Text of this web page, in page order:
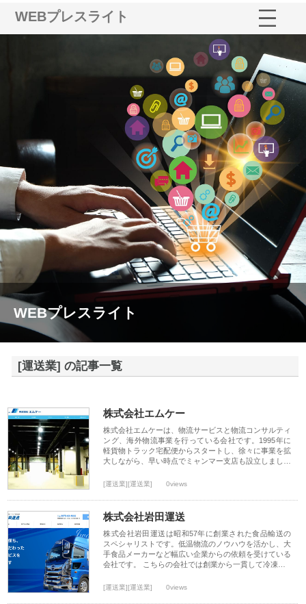
WEBプレスライト
WEBプレスライト
[運送業] の記事一覧
株式会社エムケー
株式会社エムケーは、物流サービスと物流コンサルティ
ング、海外物流事業を行っている会社です。1995年に
軽貨物トラック宅配便からスタートし、徐々に事業を拡
大しながら、早い時点でミャンマー支店も設立しまし…
[運送業][運送業] 0views
株式会社岩田運送
株式会社岩田運送は昭和57年に創業された食品輸送の
スペシャリストです。低温物流のノウハウを活かし、大
手食品メーカーなど幅広い企業からの依頼を受けている
会社です。 こちらの会社では創業から一貫して冷凍…
[運送業][運送業] 0views